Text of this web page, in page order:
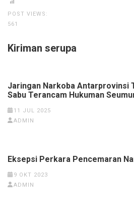
POST VIEWS:
561
Kiriman serupa
Jaringan Narkoba Antarprovinsi
Sabu Terancam Hukuman
11 JUL 2025
ADMIN
Eksepsi Perkara Pencemaran
9 OKT 2023
ADMIN